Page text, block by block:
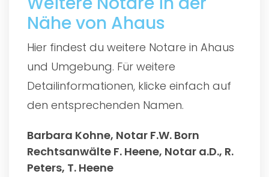
Nähe von Ahaus
Hier findest du weitere Notare in Ahaus
und Umgebung. Für weitere
Detailinformationen, klicke einfach auf
den entsprechenden Namen.
Barbara Kohne, Notar F.W. Born
Rechtsanwälte F. Heene, Notar a.D., R.
Peters, T. Heene